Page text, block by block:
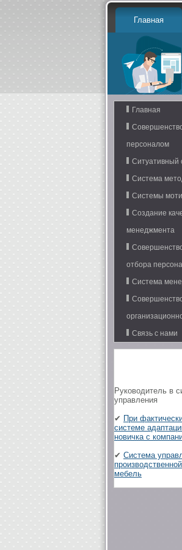
Главная
Главная
персоналом
Ситуативный
Система
Системы
Создание
менеджмента
отбора
Система
Связь с нами
Руководитель в
управления
✔ При
системе
новичка с
✔ Система
мебель